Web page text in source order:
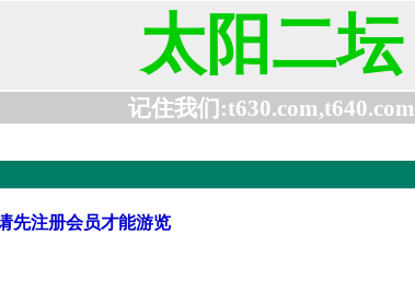
太阳二坛
记住我们:t630.com,t640.com
先注册会员才能游览